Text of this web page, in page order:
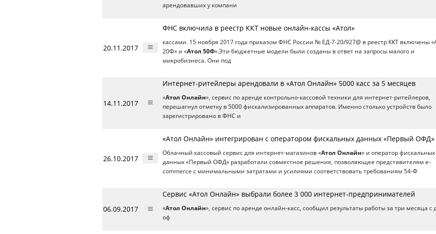
арендовавших у компани
20.11.2017
ФНС включила в реестр ККТ новые онлайн-кассы «Атол»
кассами. 15 ноября 2017 года приказом ФНС России № ЕД-7-20/927@ в реестр ККТ включены
20Ф» и «Атол 50Ф».Эти бюджетные модели были созданы в ответ на запросы малого и
микробизнеса. Они под
14.11.2017
Интернет-ритейлеры арендовали в «Атол Онлайн» 5000 касс за 5 месяцев
«Атол Онлайн», сервис по аренде контрольно-кассовой техники для интернет-ритейлеров,
перешагнул отметку в 5000 фискализированных аппаратов. Именно столько устройств было
зарегистрировано в ФНС и
26.10.2017
«Атол Онлайн» интегрирован с оператором фискальных данных «Первый ОФД»
Облачный кассовый сервис для интернет-магазинов «Атол Онлайн» и оператор фискальных
данных «Первый ОФД» разработали совместное решение, позволяющее представителям e-
commerce с минимальными затратами и усилиями соответствовать требованиям 54-Ф
06.09.2017
Сервис «Атол Онлайн» выбрали более 3 000 интернет-предпринимателей
«Атол Онлайн», сервис по аренде онлайн-касс, сообщил результаты работы за три месяца с
оф